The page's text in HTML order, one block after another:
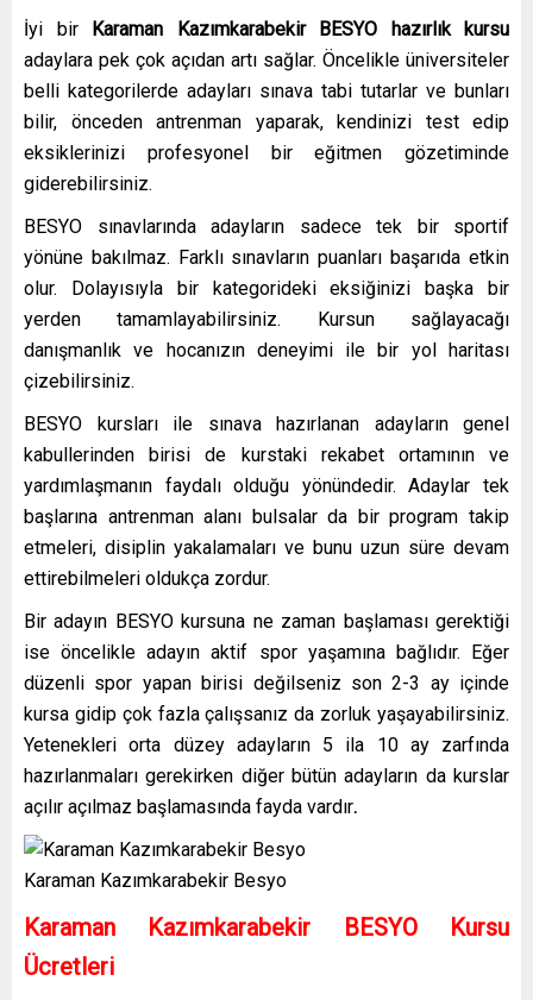
İyi birKaraman Kazımkarabekir BESYO hazırlık kursu
adaylara pek çok açıdan artı sağlar. Öncelikle üniversiteler
belli kategorilerde adayları sınava tabi tutarlar ve bunları
bilir, önceden antrenman yaparak, kendinizi test edip
eksiklerinizi profesyonel bir eğitmen gözetiminde
giderebilirsiniz.
BESYO sınavlarında adayların sadece tek bir sportif
yönüne bakılmaz. Farklı sınavların puanları başarıda etkin
olur. Dolayısıyla bir kategorideki eksiğinizi başka bir
yerden tamamlayabilirsiniz. Kursun sağlayacağı
danışmanlık ve hocanızın deneyimi ile bir yol haritası
çizebilirsiniz.
BESYO kursları ile sınava hazırlanan adayların genel
kabullerinden birisi de kurstaki rekabet ortamının ve
yardımlaşmanın faydalı olduğu yönündedir. Adaylar tek
başlarına antrenman alanı bulsalar da bir program takip
etmeleri, disiplin yakalamaları ve bunu uzun süre devam
ettirebilmeleri oldukça zordur.
Bir adayın BESYO kursuna ne zaman başlaması gerektiği
ise öncelikle adayın aktif spor yaşamına bağlıdır. Eğer
düzenli spor yapan birisi değilseniz son 2-3 ay içinde
kursa gidip çok fazla çalışsanız da zorluk yaşayabilirsiniz.
Yetenekleri orta düzey adayların 5 ila 10 ay zarfında
hazırlanmaları gerekirken diğer bütün adayların da kurslar
açılır açılmaz başlamasında fayda vardır.
Karaman Kazımkarabekir Besyo
Karaman Kazımkarabekir BESYO Kursu
Ücretleri